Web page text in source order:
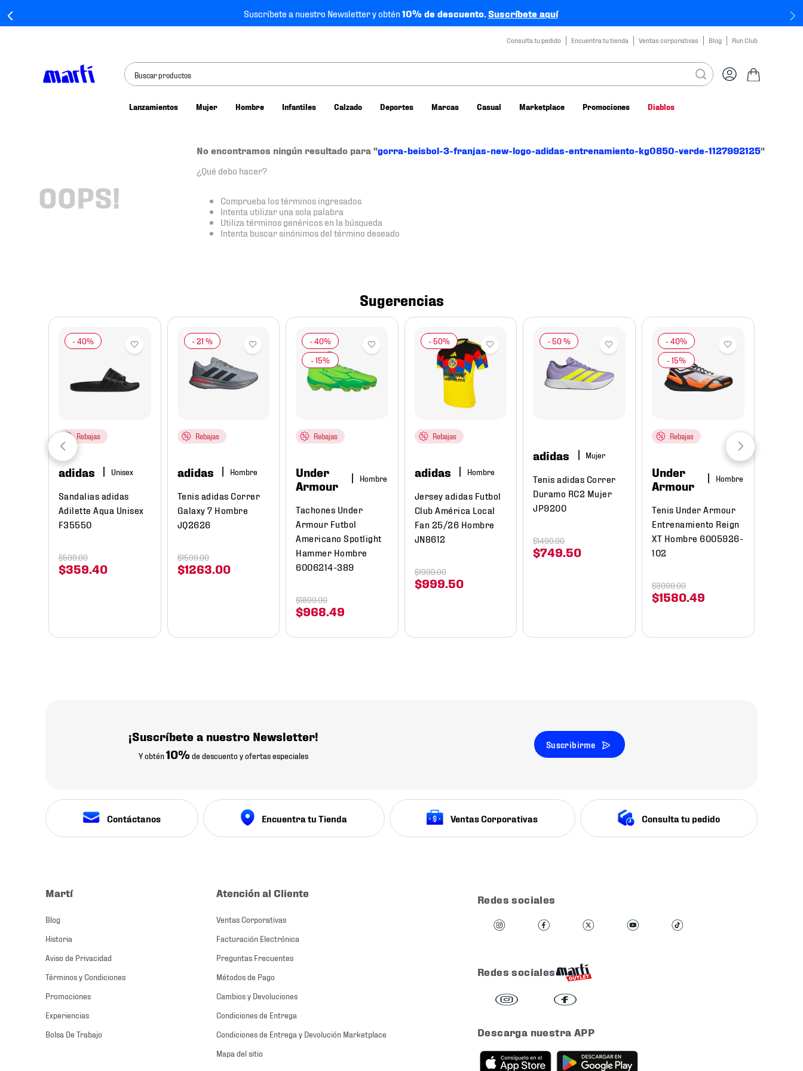
Suscríbete a nuestro Newsletter y obtén10% de descuento.Suscríbete aquí
Consulta tu pedido Encuentra tu tienda Ventas corporativas Blog Run Club
Buscar productos
Lanzamientos Mujer Hombre Infantiles Calzado Deportes Marcas Casual Marketplace Promociones Diablos
OOPS!
No encontramos ningún resultado para "gorra-beisbol-3-franjas-new-logo-adidas-entrenamiento-kg0850-verde-1127992125"
¿Qué debo hacer?
Comprueba los términos ingresados
Intenta utilizar una sola palabra
Utiliza términos genéricos en la búsqueda
Intenta buscar sinónimos del término deseado
Sugerencias
Rebajas
adidas
Sandalias adidas
Adilette Aqua Unisex
F35550
$359 40
$599.00
- 21 %
Rebajas
adidas Hombre
Tenis adidas Correr
Galaxy 7 Hombre
JQ2626
$1263 00
$1599.00
Rebajas
Under
Armour
Hombre
Tachones Under
Armour Futbol
Americano Spotlight
Hammer Hombre
6006214-389
$968 .49
$1899.00
Rebajas
adidas Hombre
Jersey adidas Futbol
Club América Local
Fan 25/26 Hombre
JN8612
$999 50
$1999.00
- 50 %
adidas Mujer
Tenis adidas Correr
Duramo RC2 Mujer
JP9200
$749 50
$1499.00
Rebajas
Under
Armour
Hombre
Tenis Under Armour
Entrenamiento Reign
XT Hombre 6005926-
102
$1580 .49
$3099.00
¡Suscríbete a nuestro Newsletter!
Y obtén10% de descuento y ofertas especiales
Suscribirme
Contáctanos Encuentra tu Tienda Ventas Corporativas Consulta tu pedido
Martí
Blog
Historia
Aviso de Privacidad
Términos y Condiciones
Promociones
Experiencias
Bolsa De Trabajo
Atención al Cliente
Ventas Corporativas
Facturación Electrónica
Preguntas Frecuentes
Métodos de Pago
Cambios y Devoluciones
Condiciones de Entrega
Condiciones de Entrega y Devolución Marketplace
Mapa del sitio
Redes sociales
Redes sociales
Descarga nuestra APP
tenis futbol
tenis nike